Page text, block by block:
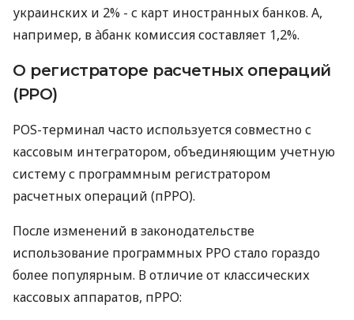
украинских и 2% - с карт иностранных банков. А,
например, в àбанк комиссия составляет 1,2%.
О регистраторе расчетных операций
(РРО)
POS-терминал часто используется совместно с
кассовым интегратором, объединяющим учетную
систему с программным регистратором
расчетных операций (пРРО).
После изменений в законодательстве
использование программных РРО стало гораздо
более популярным. В отличие от классических
кассовых аппаратов, пРРО: